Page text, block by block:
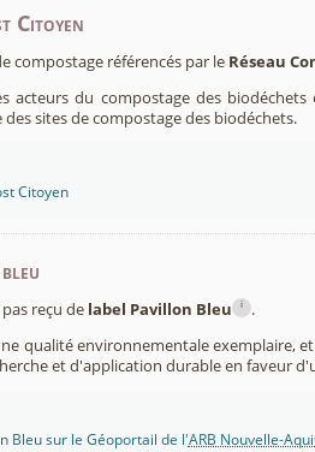
Citoyen
compostage référencés par le Réseau
acteurs du compostage des
sites de compostage des biodéchets.
Citoyen
reçu de label Pavillon Bleu i
.
qualité environnementale exemplaire,
et d'application durable en faveur
Bleu sur le Géoportail de l'ARB Nouvelle-